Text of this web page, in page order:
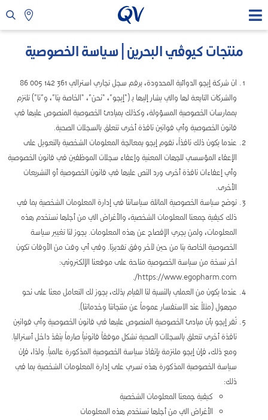
منتجات كيوڤي البحرين | سياسة الخصوصية
ان شركة إيجو الدوائية المحدودة، برقم سجل تجاري استرالي 361 142 005 86
والشركات التابعة لها والتي يشار إليها بـ (“إيجو”، “نحن”، “الخاصة بنا”، و”نا”) تلتزم
بممارسات الخصوصية المسؤولة، وكذلك بمبادئ الخصوصية المنصوص عليها في
قانون الخصوصية وأي قوانين نافذة أخرى تتعلق بالسجلات الصحية.
عندما يكون ذلك نافذاً، تقوم إيجو بمعالجة المعلومات الشخصية بالتعويل على
الإعفاء المؤسسي للجهات المعنية وإعفاء سجلات الموظفين في قانون الخصوصية
وأي إعفاءات نافذة أخرى ورد النص عليها في قانون الخصوصية أو التشريعات
الأخرى.
توضح سياسة الخصوصية الماثلة سياساتنا في إدارة المعلومات الشخصية بما في
ذلك كيفية جمعنا المعلومات الشخصية، والأغراض التي من أجلها نستخدم هذه
المعلومات، ولمن يجري الإفصاح عن هذه المعلومات. يجوز لنا تغيير سياسة
الخصوصية الخاصة بنا من حين لآخر وفق تقديرنا. وفي أي وقت من الأوقات تكون
آخر نسخة من سياسة الخصوصية متاحة على موقعنا الإلكتروني:
https://www.egopharm.com/.
عندما يكون من العملي بالنسبة لنا القيام بذلك، يجوز لك التعامل معنا على نحو
مجهول (مثلاً عند الاستفسار عموماً عن منتجاتنا وخدماتنا).
تُقر إيجو بأن مبادئ الخصوصية المنصوص عليها في قانون الخصوصية وأي قوانين
نافذة أخرى تتعلق بالسجلات الصحية تشكل موقفاً قانونياً صارماً ينفذ داخل أستراليا.
ومع ذلك، فإن إيجو ملتزمة بإنفاذ سياسة الخصوصية المذكورة عالمياً. ولذا، فإن
سياسة الخصوصية المذكورة هذه تسري على إدارة المعلومات الشخصية بما في
ذلك:
كيفية جمعنا المعلومات الشخصية
الأغراض التي من أجلها نستخدم هذه المعلومات